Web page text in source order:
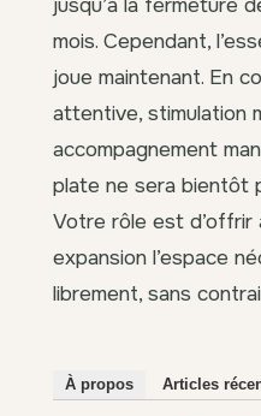
jusqu’à la fermeture
mois. Cependant,
joue maintenant. En
attentive, stimulation
accompagnement
plate ne sera bientôt
Votre rôle est d’offrir
expansion l’espace
librement, sans
À propos Articles